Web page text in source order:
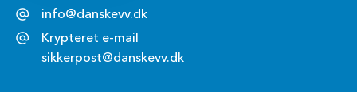
info@danskevv.dk
Krypteret e-mail
sikkerpost@danskevv.dk